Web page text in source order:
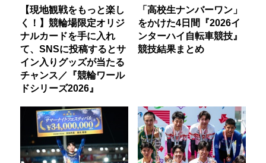
【現地観戦をもっと楽し
く！】競輪場限定オリジ
ナルカードを手に入れ
て、SNSに投稿するとサ
イン入りグッズが当たる
チャンス／『競輪ワール
ドシリーズ2026』
「高校生ナンバーワン」
をかけた4日間『2026イ
ンターハイ自転車競技』
競技結果まとめ